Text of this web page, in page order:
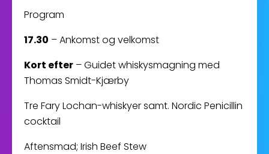
Program
17.30 – Ankomst og velkomst
Kort efter – Guidet whiskysmagning med
Thomas Smidt-Kjærby
Tre Fary Lochan-whiskyer samt. Nordic Penicillin
cocktail
Aftensmad; Irish Beef Stew